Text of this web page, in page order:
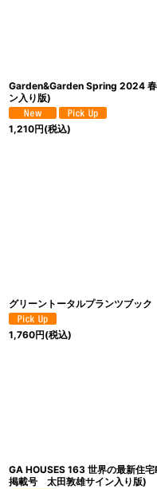
Garden&Garden Spring 2024
ン入り版)
1,210円(税込)
グリーントータルプランツブッ
1,760円(税込)
GA HOUSES 163 世界の最新住
掲載号 太田敦雄サイン入り版)